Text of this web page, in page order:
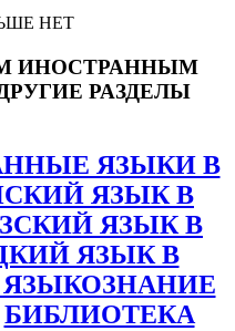
НЕТ
ИНОСТРАННЫМ
РАЗДЕЛЫ
ЯЗЫКИ В
ЯЗЫК В
ЯЗЫК В
ЯЗЫК В
БИБЛИОТЕКА